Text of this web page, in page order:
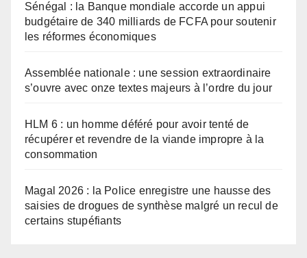
Sénégal : la Banque mondiale accorde un appui
budgétaire de 340 milliards de FCFA pour soutenir
les réformes économiques
Assemblée nationale : une session extraordinaire
s’ouvre avec onze textes majeurs à l’ordre du jour
HLM 6 : un homme déféré pour avoir tenté de
récupérer et revendre de la viande impropre à la
consommation
Magal 2026 : la Police enregistre une hausse des
saisies de drogues de synthèse malgré un recul de
certains stupéfiants